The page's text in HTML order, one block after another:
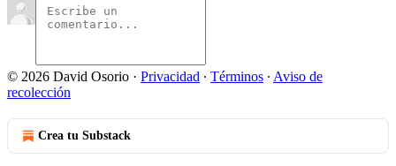
© 2026 David Osorio · Privacidad ∙ Términos ∙ Aviso de
recolección
Crea tu Substack